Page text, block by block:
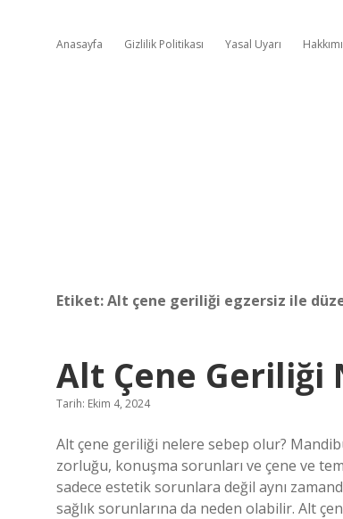
Anasayfa Gizlilik Politikası Yasal Uyarı
Etiket:Alt çene geriliği egzersiz ile
Alt Çene Geriliği
Tarih: Ekim 4, 2024
Alt çene geriliği nelere sebep olur?
zorluğu, konuşma sorunları ve çene ve
sadece estetik sorunlara değil aynı
sağlık sorunlarına da neden olabilir. Alt